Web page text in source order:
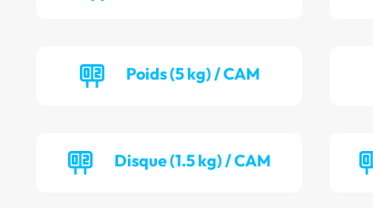
Poids (5 kg) / CAM
Disque (1.5 kg) / CAM